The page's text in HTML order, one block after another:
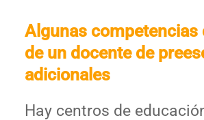
Algunas competencias
de un docente de
adicionales
Hay centros de